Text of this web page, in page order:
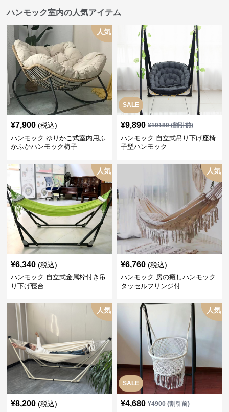
ハンモック室内の人気アイテム
人気
¥7,900 (税込)
ハンモック ゆりかご式室内用ふ
かふかハンモック椅子
SALE
¥9,890 ¥10180(割引前)
ハンモック 自立式吊り下げ座椅
子型ハンモック
人気
¥6,340 (税込)
ハンモック 自立式金属枠付き吊
り下げ寝台
人気
¥6,760 (税込)
ハンモック 房の癒しハンモック
タッセルフリンジ付
人気
¥8,200 (税込)
SALE
人気
¥4,680 ¥4900(割引前)